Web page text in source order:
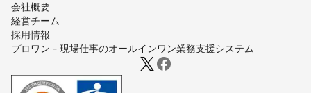
会社概要
経営チーム
採用情報
プロワン - 現場仕事のオールインワン業務支援システム